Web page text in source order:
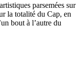
parsemées sur
la totalité du Cap, en
bout à l’autre du